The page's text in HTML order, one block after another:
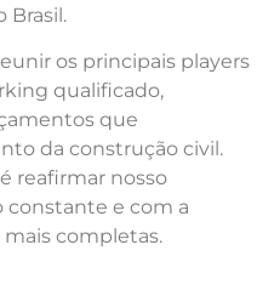
Brasil.
os principais players
qualificado,
que
da construção civil.
reafirmar nosso
constante e com a
completas.